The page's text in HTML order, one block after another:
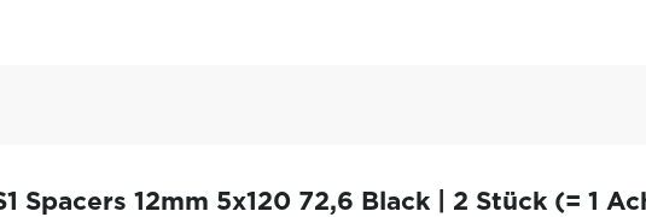
12mm 5x120 72,6 Black | 2 Stück (= 1